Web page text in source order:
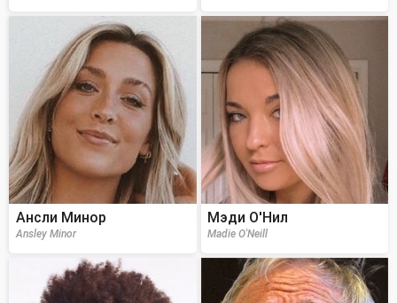
Ансли Минор
Ansley Minor
Мэди О'Нил
Madie O'Neill